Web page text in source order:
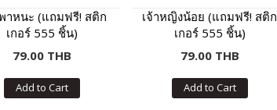
าหนะ (แถมฟรี! สติก
เกอร์ 555 ชิ้น)
79.00 THB
Add to Cart
เจ้าหญิงน้อย (แถมฟรี! สติก
เกอร์ 555 ชิ้น)
79.00 THB
Add to Cart